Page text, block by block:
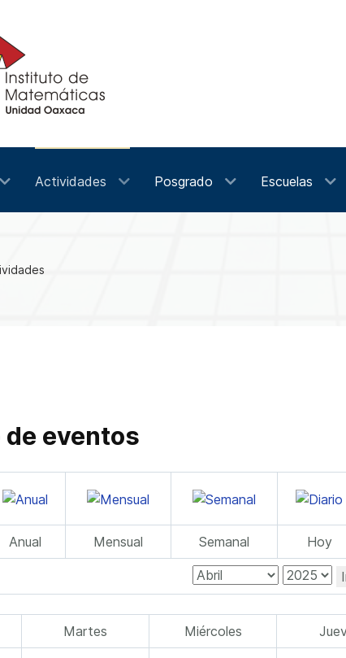
Actividades Posgrado Escuelas
eventos
Anual Mensual Semanal Hoy
Martes Miércoles